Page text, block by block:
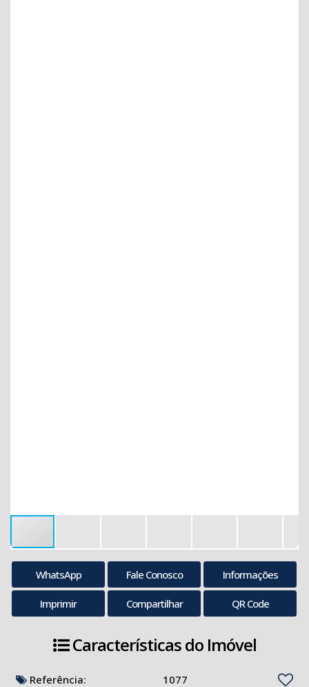
WhatsApp Fale Conosco Informações
Imprimir Compartilhar QR Code
Características do Imóvel
Referência:
1077